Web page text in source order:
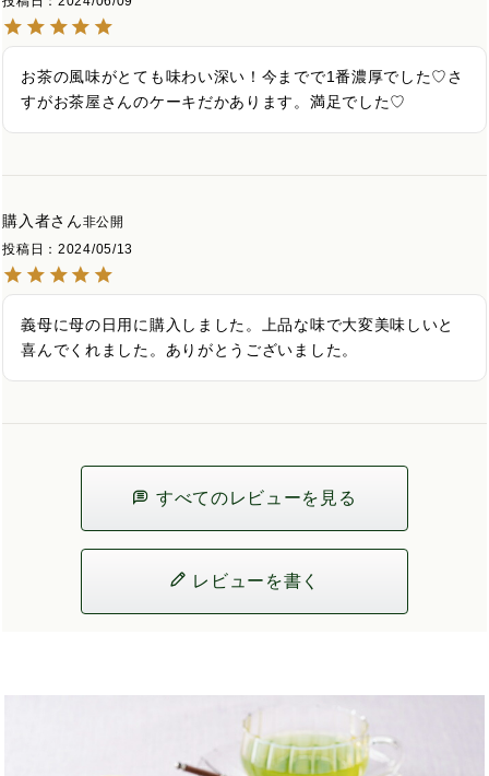
お茶の風味がとても味わい深い！今までで1番濃厚でした♡さ
すがお茶屋さんのケーキだかあります。満足でした♡
購入者
非公開
投稿日
2024/05/13
義母に母の日用に購入しました。上品な味で大変美味しいと
喜んでくれました。ありがとうございました。
すべてのレビューを見る
レビューを書く